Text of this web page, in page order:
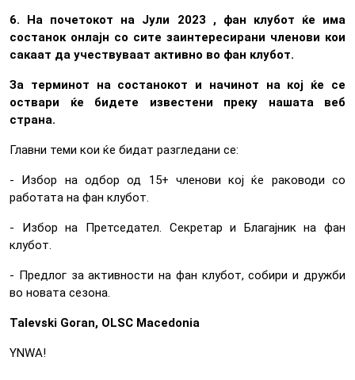
6. На почетокот на Јули 2023 , фан клубот ќе има
состанок онлајн со сите заинтересирани членови кои
сакаат да учествуваат активно во фан клубот.
За терминот на состанокот и начинот на кој ќе се
оствари ќе бидете известени преку нашата веб
страна.
Главни теми кои ќе бидат разгледани се:
- Избор на одбор од 15+ членови кој ќе раководи со
работата на фан клубот.
- Избор на Претседател. Секретар и Благајник на фан
клубот.
- Предлог за активности на фан клубот, собири и дружби
во новата сезона.
Talevski Goran, OLSC Macedonia
YNWA!